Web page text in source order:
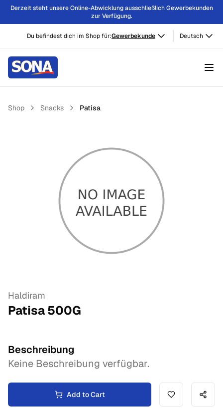
Derzeit steht unsere Online-Abwicklung ausschließlich Gewerbekunden
zur Verfügung.
Du befindest dich im Shop für:Gewerbekunde Deutsch
Shop Snacks Patisa
Haldiram
Patisa500G
Beschreibung
Keine Beschreibung verfügbar.
Add to Cart